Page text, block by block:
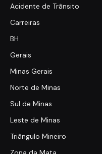
Acidente de Trânsito
Carreiras
BH
Gerais
Minas Gerais
Norte de Minas
Sul de Minas
Leste de Minas
Triângulo Mineiro